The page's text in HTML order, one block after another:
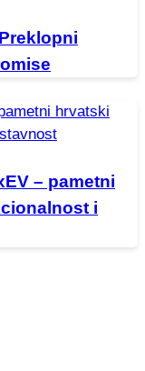
– pametni
i